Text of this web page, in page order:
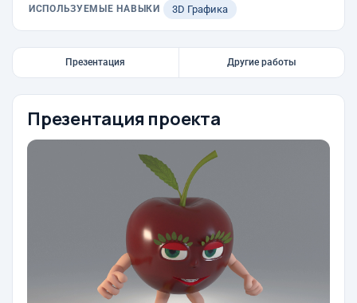
ИСПОЛЬЗУЕМЫЕ НАВЫКИ 3D Графика
Презентация Другие работы
Презентация проекта